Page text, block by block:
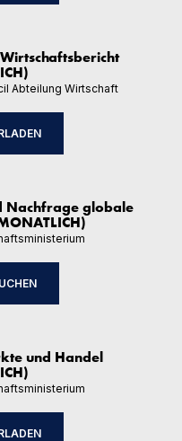
Abteilung Wirtschaft
Nachfrage globale
und Handel